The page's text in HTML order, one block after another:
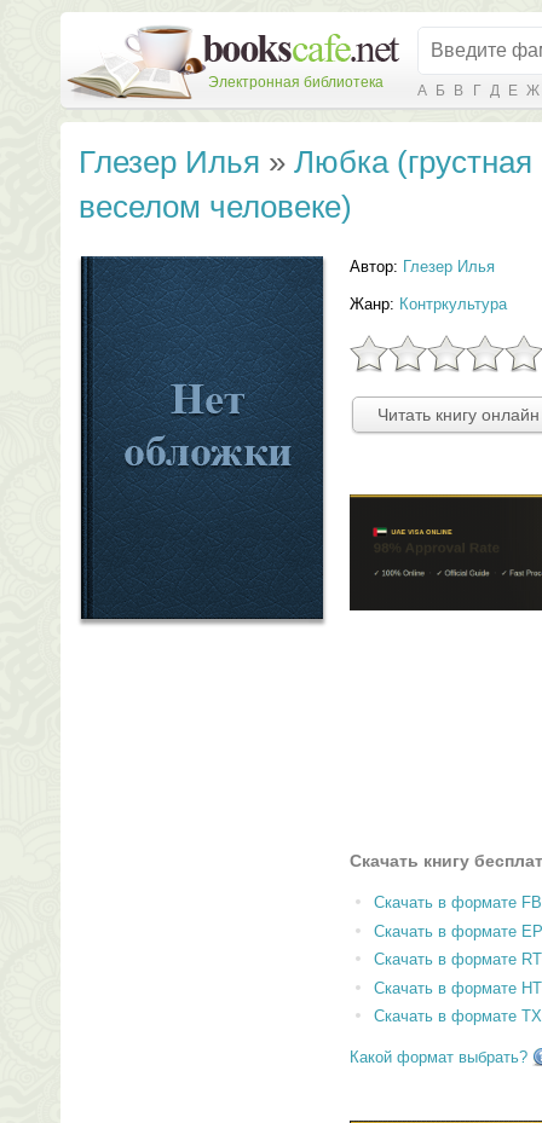
Электронная библиотека А Б В Г Д Е Ж
Глезер Илья » Любка (грустная
веселом человеке)
Автор: Глезер Илья
Жанр: Контркультура
Читать книгу
Скачать книгу
Скачать в формате
Скачать в формате
Скачать в формате
Скачать в формате
Скачать в формате
Какой формат выбрать?